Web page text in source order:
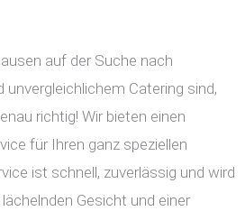
auf der Suche nach
Catering sind,
richtig! Wir bieten einen
für Ihren ganz speziellen
ist schnell, zuverlässig und wird
Gesicht und einer